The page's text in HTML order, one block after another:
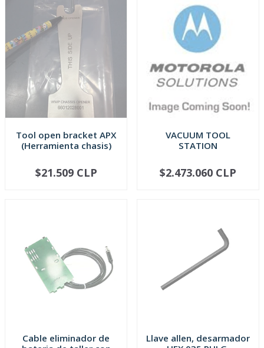
Tool open bracket APX
(Herramienta chasis)
AGOTADO
$21.509 CLP
VACUUM TOOL
STATION
AGOTADO
$2.473.060 CLP
Cable eliminador de
Llave allen, desarmador